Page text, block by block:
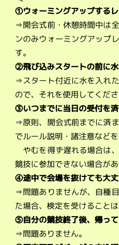
➀ウォーミングアップする
⇒開会式前・休憩時間中は
ンのみウォーミングアップ
す。
②飛び込みスタートの前に
⇒スタート付近に水を入れ
ので、それを使用してくださ
③いつまでに当日の受付を
⇒原則、開会式前までに済
でルール説明・諸注意などを
やむを得ず遅れる場合は
競技に参加できない場合があ
④途中で会場を抜けても大
⇒問題ありませんが、自種
た場合、検定を受けることは
⑤自分の競技終了後、帰っ
⇒問題ありません。